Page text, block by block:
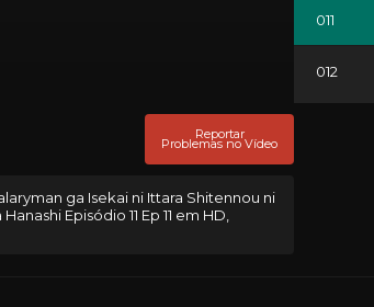
011
012
Reportar
Problemas no Vídeo
ga Isekai ni Ittara Shitennou ni
Episódio 11 Ep 11 em HD,